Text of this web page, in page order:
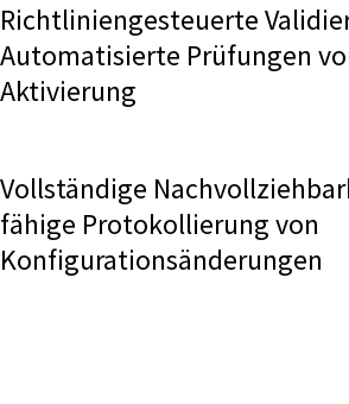
Richtliniengesteuerte
Automatisierte Prüfungen
Aktivierung
Vollständige
fähige Protokollierung von
Konfigurationsänderungen